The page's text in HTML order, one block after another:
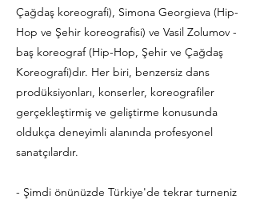
Çağdaş koreografi), Simona Georgieva (Hip-
Hop ve Şehir koreografisi) ve Vasil Zolumov -
baş koreograf (Hip-Hop, Şehir ve Çağdaş
Koreografi)dır. Her biri, benzersiz dans
prodüksiyonları, konserler, koreografiler
gerçekleştirmiş ve geliştirme konusunda
oldukça deneyimli alanında profesyonel
sanatçılardır.
- Şimdi önünüzde Türkiye'de tekrar turneniz